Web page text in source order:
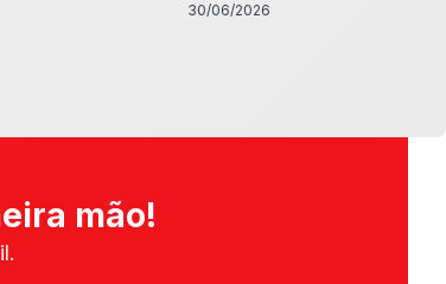
30/06/2026
mão!